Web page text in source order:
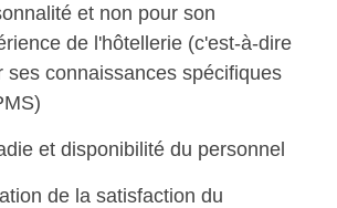
et non pour son
de l'hôtellerie (c'est-à-dire
ses connaissances spécifiques
et disponibilité du personnel
de la satisfaction du